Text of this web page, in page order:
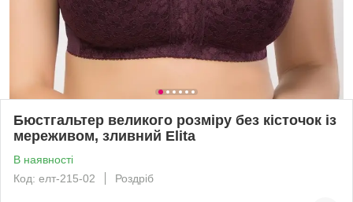
Бюстгальтер великого розміру без кісточок із
мереживом, зливний Elita
В наявності
Код: елт-215-02
Роздріб